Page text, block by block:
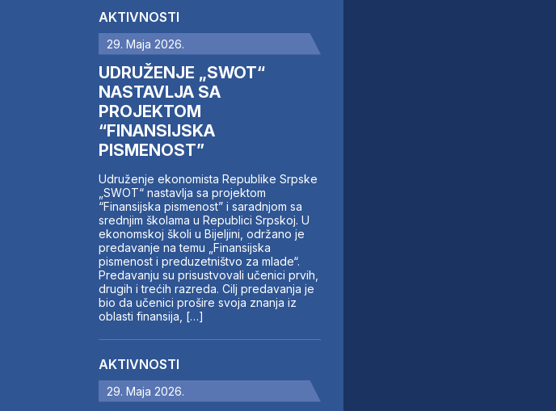
AKTIVNOSTI
29. Maja 2026.
UDRUŽENJE „SWOT“
NASTAVLJA SA
PROJEKTOM
“FINANSIJSKA
PISMENOST”
Udruženje ekonomista Republike Srpske
„SWOT“ nastavlja sa projektom
“Finansijska pismenost” i saradnjom sa
srednjim školama u Republici Srpskoj. U
ekonomskoj školi u Bijeljini, održano je
predavanje na temu „Finansijska
pismenost i preduzetništvo za mlade“.
Predavanju su prisustvovali učenici prvih,
drugih i trećih razreda. Cilj predavanja je
bio da učenici prošire svoja znanja iz
oblasti finansija, […]
AKTIVNOSTI
29. Maja 2026.